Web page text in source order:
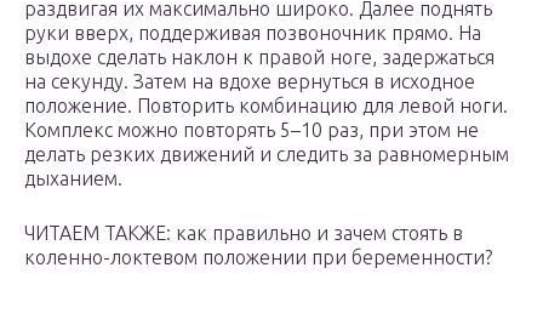
раздвигая их максимально широко. Далее поднять
руки вверх, поддерживая позвоночник прямо. На
выдохе сделать наклон к правой ноге, задержаться
на секунду. Затем на вдохе вернуться в исходное
положение. Повторить комбинацию для левой ноги.
Комплекс можно повторять 5–10 раз, при этом не
делать резких движений и следить за равномерным
дыханием.
ЧИТАЕМ ТАКЖЕ: как правильно и зачем стоять в
коленно-локтевом положении при беременности?